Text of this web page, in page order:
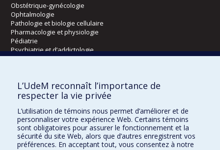
Obstétrique-gynécologie
Ophtalmologie
Pathologie et biologie cellulaire
Pharmacologie et physiologie
Pédiatrie
Psychiatrie et d’addictologie
Radiologie, radio-oncologie et médecine nucléaire
Écoles
Orthophonie et audiologie
Réadaptation
Directions
L’UdeM reconnaît l’importance de
respecter la vie privée
L’utilisation de témoins nous permet d’améliorer et de
personnaliser votre expérience Web. Certains témoins
sont obligatoires pour assurer le fonctionnement et la
sécurité du site Web, alors que d’autres enregistrent vos
préférences. En acceptant tout, vous consentez à notre